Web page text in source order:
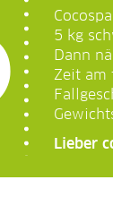
5 kg
Dann
Zeit am
Lieber